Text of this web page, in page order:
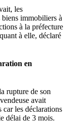
les
immobiliers à
à la préfecture
à elle, déclaré
en
rupture de son
avait
car les déclarations
délai de 3 mois.